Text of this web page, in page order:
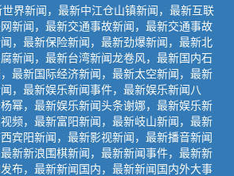
界新闻，最新中江仓山镇新闻，最新互联
新闻，最新交通事故新闻，最新交通事故
，最新保险新闻，最新劲爆新闻，最新北
新闻，最新台湾新闻龙卷风，最新国内石
最新国际经济新闻，最新太空新闻，最新
，最新娱乐新闻事件，最新娱乐新闻八
幂，最新娱乐新闻头条谢娜，最新娱乐新
频，最新富阳新闻，最新岐山新闻，最新
宾阳新闻，最新影视新闻，最新播音新闻
新新浪围棋新闻，最新新闻事件，最新新
布，最新新闻国内，最新新闻国内外大事